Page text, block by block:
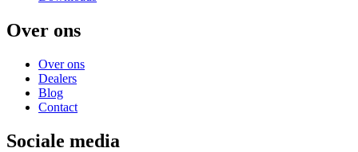
Over ons
Over ons
Dealers
Blog
Contact
Sociale media